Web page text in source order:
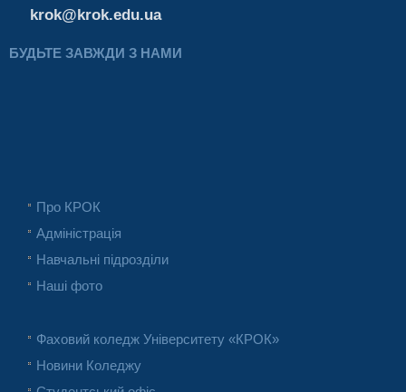
krok@krok.edu.ua
БУДЬТЕ ЗАВЖДИ З НАМИ
Про КРОК
Адміністрація
Навчальні підрозділи
Наші фото
Фаховий коледж Університету «КРОК»
Новини Коледжу